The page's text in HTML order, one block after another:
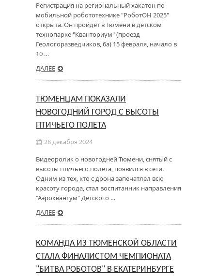
Регистрация на региональный хакатон по
мобильной робототехнике "РоботОН 2025"
открыта. Он пройдет в Тюмени в детском
технопарке "Кванториум" (проезд
Геологоразведчиков, 6а) 15 февраля, начало в
10 …
ДАЛЕЕ
ТЮМЕНЦАМ ПОКАЗАЛИ
НОВОГОДНИЙ ГОРОД С ВЫСОТЫ
ПТИЧЬЕГО ПОЛЕТА
28 декабря 2024
Видеоролик о новогодней Тюмени, снятый с
высоты птичьего полета, появился в сети.
Одним из тех, кто с дрона запечатлел всю
красоту города, стал воспитанник направления
"Аэроквантум" Детского …
ДАЛЕЕ
КОМАНДА ИЗ ТЮМЕНСКОЙ ОБЛАСТИ
СТАЛА ФИНАЛИСТОМ ЧЕМПИОНАТА
"БИТВА РОБОТОВ" В ЕКАТЕРИНБУРГЕ